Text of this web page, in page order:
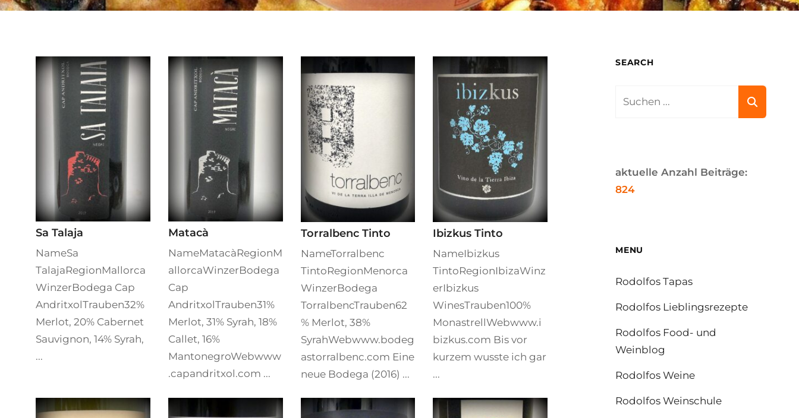
Sa Talaja
NameSa
TalajaRegionMallorca
WinzerBodega Cap
AndritxolTrauben32%
Merlot, 20% Cabernet
Sauvignon, 14% Syrah,
...
Matacà
NameMatacàRegionM
allorcaWinzerBodega
Cap
AndritxolTrauben31%
Merlot, 31% Syrah, 18%
Callet, 16%
MantonegroWebwww
.capandritxol.com ...
Torralbenc Tinto
NameTorralbenc
TintoRegionMenorca
WinzerBodega
TorralbencTrauben62
% Merlot, 38%
SyrahWebwww.bodeg
astorralbenc.com Eine
neue Bodega (2016) ...
Ibizkus Tinto
NameIbizkus
TintoRegionIbizaWinz
erIbizkus
WinesTrauben100%
MonastrellWebwww.i
bizkus.com Bis vor
kurzem wusste ich gar
...
SEARCH
aktuelle Anzahl Beiträge:
824
MENU
Rodolfos Tapas
Rodolfos Lieblingsrezepte
Rodolfos Food- und
Weinblog
Rodolfos Weine
Rodolfos Weinschule